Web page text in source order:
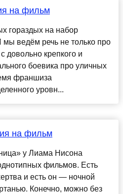
на фильм
гораздых на набор
ведём речь не только про
довольно крепкого и
боевика про уличных
франшиза
уровн...
на фильм
у Лиама Нисона
фильмов. Есть
и есть он — ночной
Конечно, можно без